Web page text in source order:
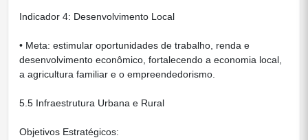
Indicador 4: Desenvolvimento Local
• Meta: estimular oportunidades de trabalho, renda e
desenvolvimento econômico, fortalecendo a economia local,
a agricultura familiar e o empreendedorismo.
5.5 Infraestrutura Urbana e Rural
Objetivos Estratégicos: